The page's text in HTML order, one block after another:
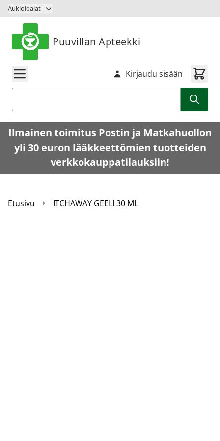
Siirry sisältöön
Aukioloajat
Puuvillan Apteekki
Kirjaudu sisään
Ilmainen toimitus Postin ja Matkahuollon
yli 30 euron lääkkeettömien tuotteiden
verkkokauppatilauksiin!
Etusivu ITCHAWAY GEELI 30 ML